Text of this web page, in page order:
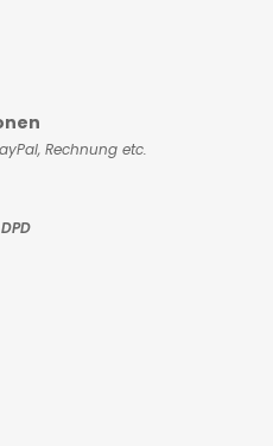
Rechnung etc.